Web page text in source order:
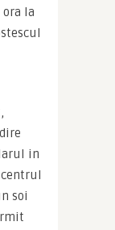
la
in
centrul
soi